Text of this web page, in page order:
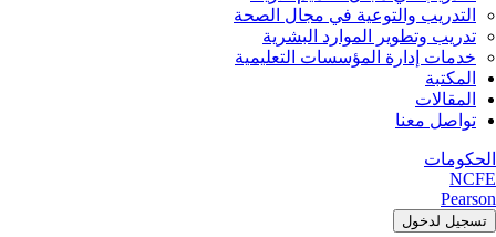
التدريب والتوعية في مجال الصحة
تدريب وتطوير الموارد البشرية
خدمات إدارة المؤسسات التعليمية
المكتبة
المقالات
تواصل معنا
الحكومات
NCFE
Pearson
تسجيل لدخول